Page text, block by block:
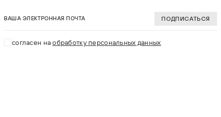
ПОДПИСАТЬСЯ
согласен наобработку персональных данных